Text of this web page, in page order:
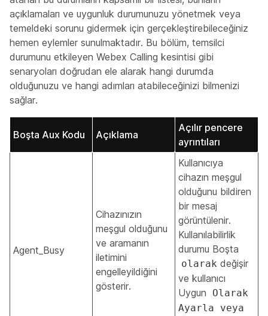
açıklamaları ve uygunluk durumunuzu yönetmek veya
temeldeki sorunu gidermek için gerçekleştirebileceğiniz
hemen eylemler sunulmaktadır. Bu bölüm, temsilci
durumunu etkileyen Webex Calling kesintisi gibi
senaryoları doğrudan ele alarak hangi durumda
olduğunuzu ve hangi adımları atabileceğinizi bilmenizi
sağlar.
Boşta Aux Kodu Açıklama
Açılır pencere
ayrıntıları
Agent_Busy
Cihazınızın
meşgul olduğunu
ve aramanın
iletimini
engelleyildiğini
gösterir.
Kullanıcıya
cihazın meşgul
olduğunu bildiren
bir mesaj
görüntülenir.
Kullanılabilirlik
durumu Boşta
olarak değişir
ve kullanıcı
Uygun
Olarak
Ayarla veya